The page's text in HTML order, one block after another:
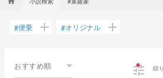
#便乗 add #オリジナル add
おすすめ順 tune 絞